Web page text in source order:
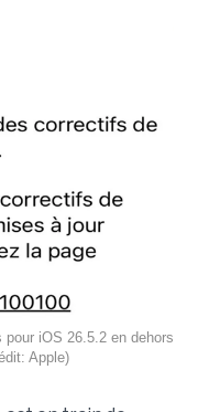
iOS 26.5.2 en dehors
Apple)